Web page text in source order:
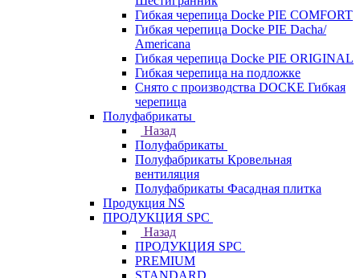
Гибкая черепица Docke PIE COMFORT
Гибкая черепица Docke PIE Dacha/
Americana
Гибкая черепица Docke PIE ОRIGINАL
Гибкая черепица на подложке
Снято с производства DOCKE Гибкая
черепица
Полуфабрикаты
Назад
Полуфабрикаты
Полуфабрикаты Кровельная
вентиляция
Полуфабрикаты Фасадная плитка
Продукция NS
ПРОДУКЦИЯ SPC
Назад
ПРОДУКЦИЯ SPC
PREMIUM
STANDARD